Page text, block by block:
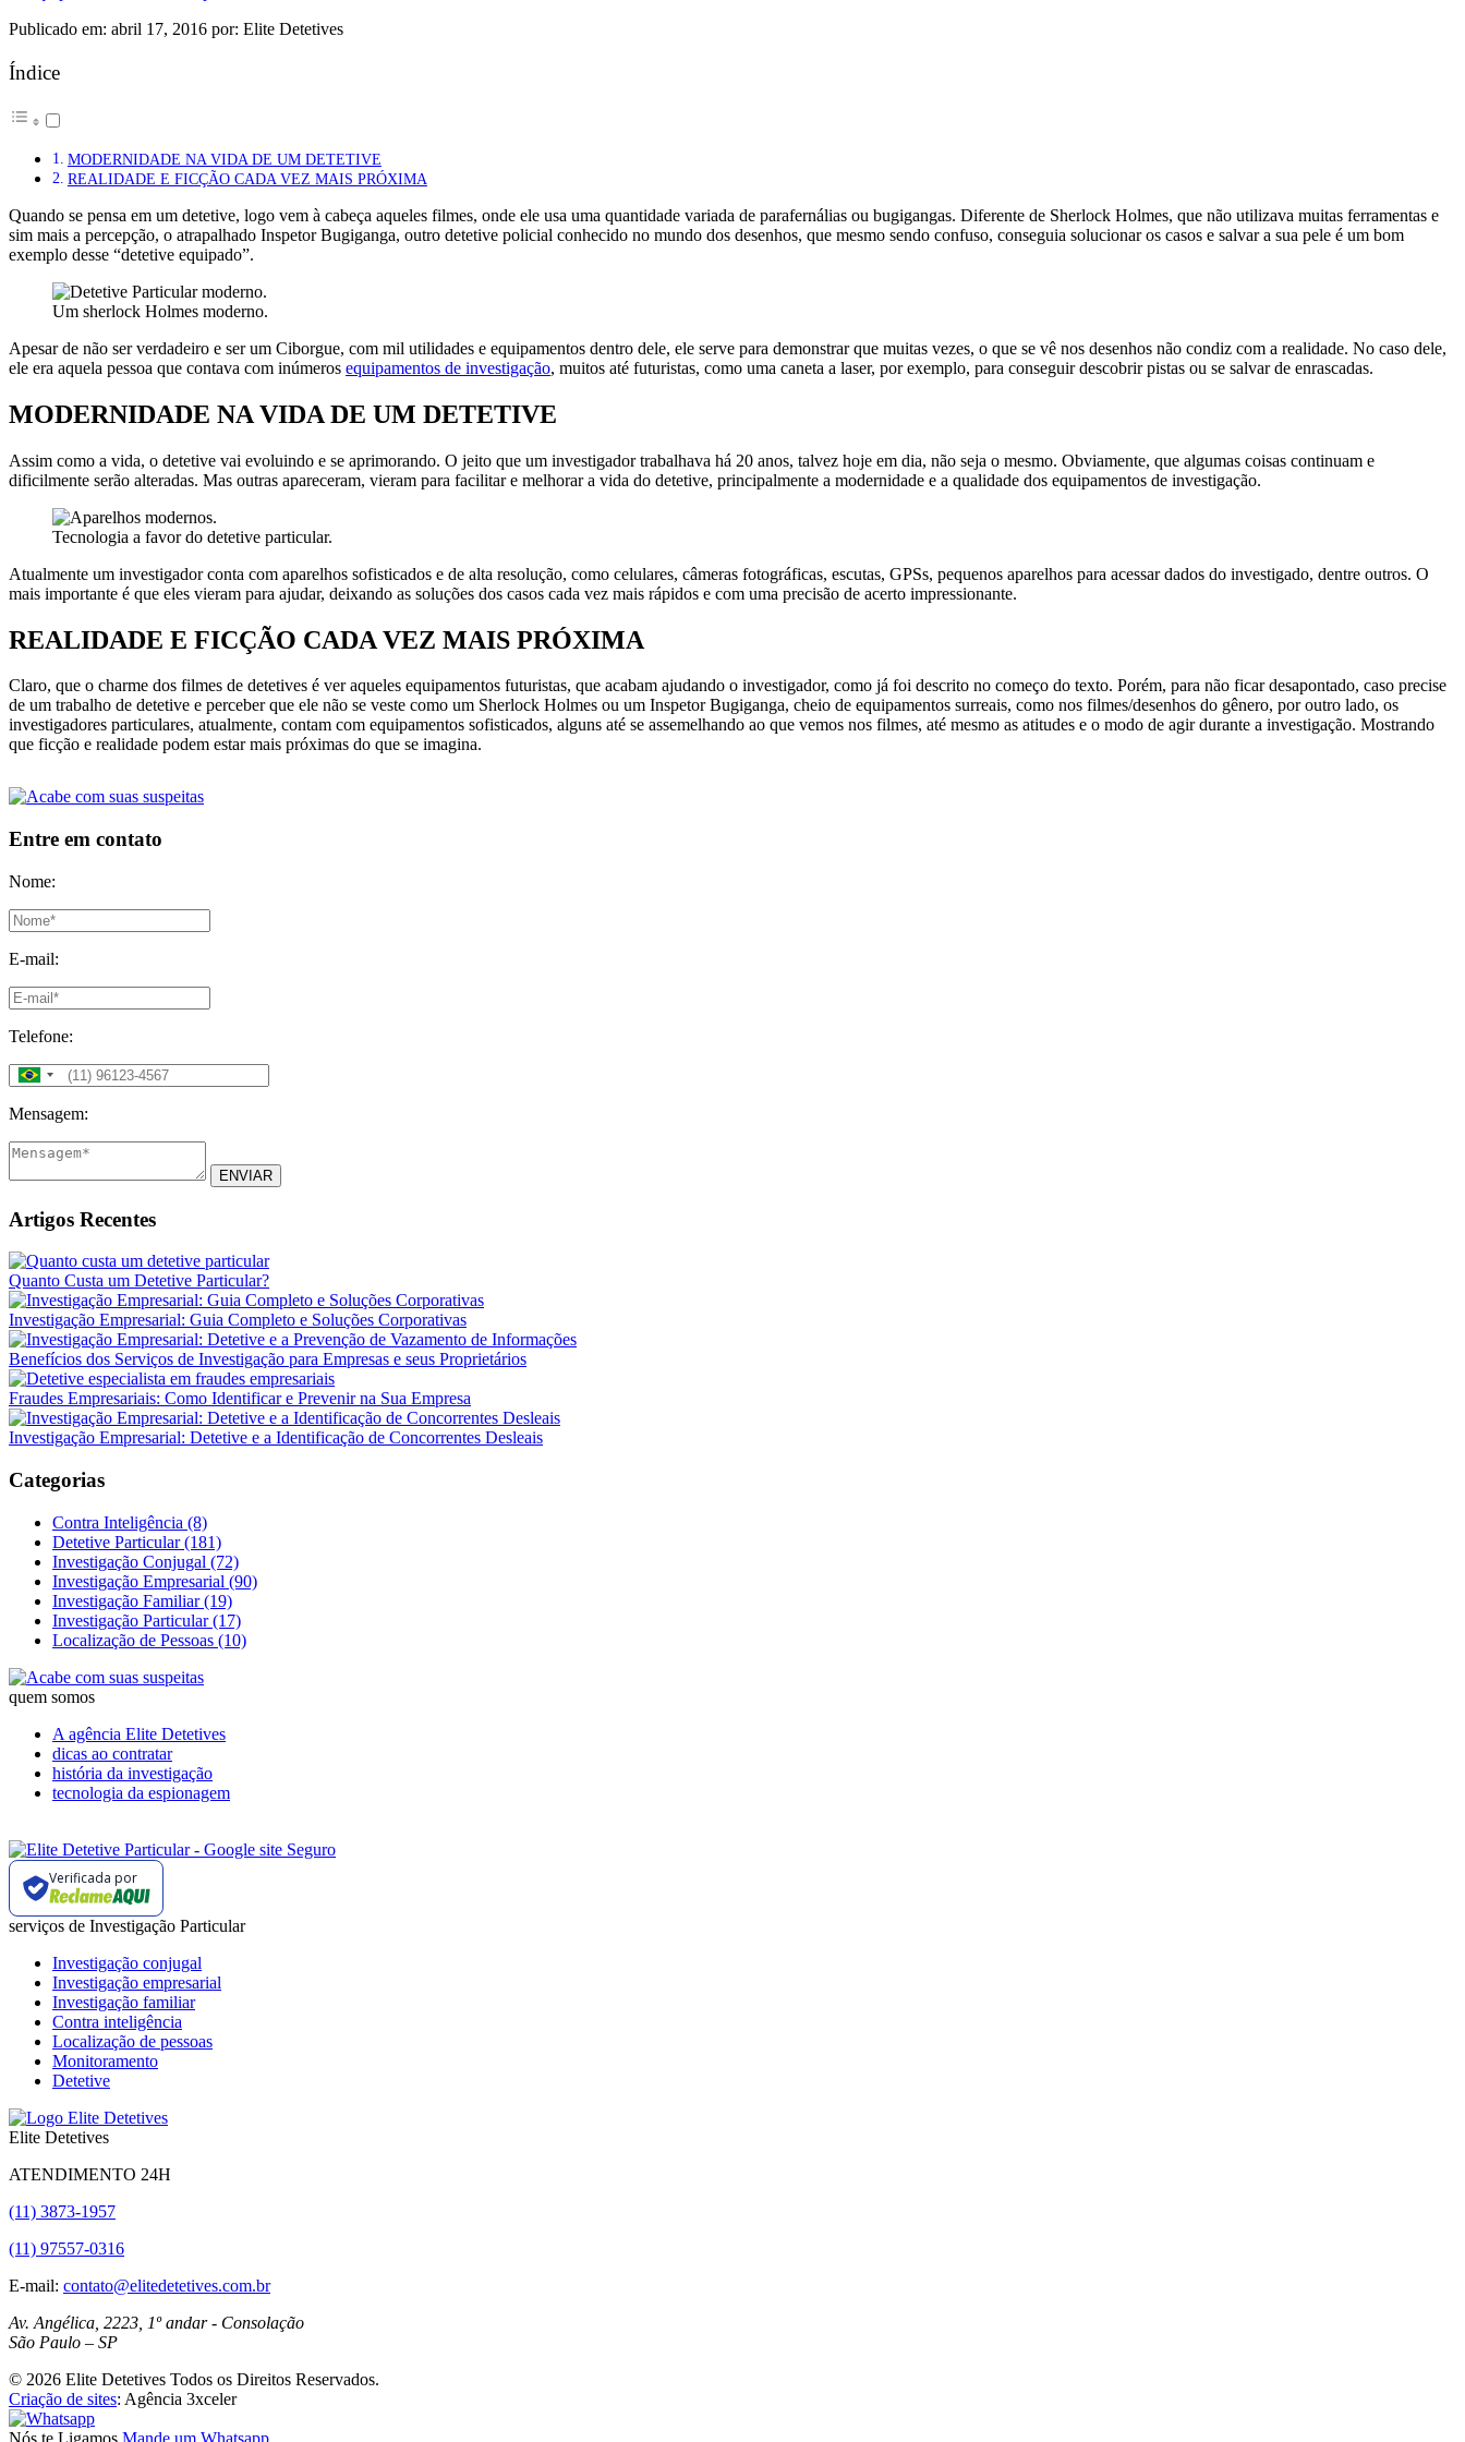
Publicado em: abril 17, 2016 por: Elite Detetives
Índice
MODERNIDADE NA VIDA DE UM DETETIVE
REALIDADE E FICÇÃO CADA VEZ MAIS PRÓXIMA
Quando se pensa em um detetive, logo vem à cabeça aqueles filmes, onde ele usa uma quantidade variada de parafernálias ou bugigangas. Diferente de Sherlock Holmes, que não utilizava muitas ferramentas e
sim mais a percepção, o atrapalhado Inspetor Bugiganga, outro detetive policial conhecido no mundo dos desenhos, que mesmo sendo confuso, conseguia solucionar os casos e salvar a sua pele é um bom
exemplo desse “detetive equipado”.
Um sherlock Holmes moderno.
Apesar de não ser verdadeiro e ser um Ciborgue, com mil utilidades e equipamentos dentro dele, ele serve para demonstrar que muitas vezes, o que se vê nos desenhos não condiz com a realidade. No caso dele,
ele era aquela pessoa que contava com inúmeros equipamentos de investigação, muitos até futuristas, como uma caneta a laser, por exemplo, para conseguir descobrir pistas ou se salvar de enrascadas.
MODERNIDADE NA VIDA DE UM DETETIVE
Assim como a vida, o detetive vai evoluindo e se aprimorando. O jeito que um investigador trabalhava há 20 anos, talvez hoje em dia, não seja o mesmo. Obviamente, que algumas coisas continuam e
dificilmente serão alteradas. Mas outras apareceram, vieram para facilitar e melhorar a vida do detetive, principalmente a modernidade e a qualidade dos equipamentos de investigação.
Tecnologia a favor do detetive particular.
Atualmente um investigador conta com aparelhos sofisticados e de alta resolução, como celulares, câmeras fotográficas, escutas, GPSs, pequenos aparelhos para acessar dados do investigado, dentre outros. O
mais importante é que eles vieram para ajudar, deixando as soluções dos casos cada vez mais rápidos e com uma precisão de acerto impressionante.
REALIDADE E FICÇÃO CADA VEZ MAIS PRÓXIMA
Claro, que o charme dos filmes de detetives é ver aqueles equipamentos futuristas, que acabam ajudando o investigador, como já foi descrito no começo do texto. Porém, para não ficar desapontado, caso precise
de um trabalho de detetive e perceber que ele não se veste como um Sherlock Holmes ou um Inspetor Bugiganga, cheio de equipamentos surreais, como nos filmes/desenhos do gênero, por outro lado, os
investigadores particulares, atualmente, contam com equipamentos sofisticados, alguns até se assemelhando ao que vemos nos filmes, até mesmo as atitudes e o modo de agir durante a investigação. Mostrando
que ficção e realidade podem estar mais próximas do que se imagina.
Entre em contato
Nome:
E-mail:
Telefone:
Mensagem:
ENVIAR
Artigos Recentes
Quanto Custa um Detetive Particular?
Investigação Empresarial: Guia Completo e Soluções Corporativas
Benefícios dos Serviços de Investigação para Empresas e seus Proprietários
Fraudes Empresariais: Como Identificar e Prevenir na Sua Empresa
Investigação Empresarial: Detetive e a Identificação de Concorrentes Desleais
Categorias
Contra Inteligência (8)
Detetive Particular (181)
Investigação Conjugal (72)
Investigação Empresarial (90)
Investigação Familiar (19)
Investigação Particular (17)
Localização de Pessoas (10)
quem somos
A agência Elite Detetives
dicas ao contratar
história da investigação
tecnologia da espionagem
Verificada por
serviços de Investigação Particular
Investigação conjugal
Investigação empresarial
Investigação familiar
Contra inteligência
Localização de pessoas
Monitoramento
Detetive
Elite Detetives
ATENDIMENTO 24H
(11) 3873-1957
(11) 97557-0316
E-mail: contato@elitedetetives.com.br
Av. Angélica, 2223, 1º andar - Consolação
São Paulo – SP
© 2026 Elite Detetives Todos os Direitos Reservados.
Criação de sites: Agência 3xceler
Nós te Ligamos Mande um Whatsapp